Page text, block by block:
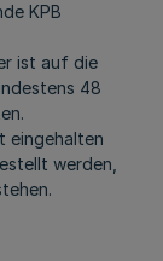
KPB
ist auf die
48
eingehalten
werden,